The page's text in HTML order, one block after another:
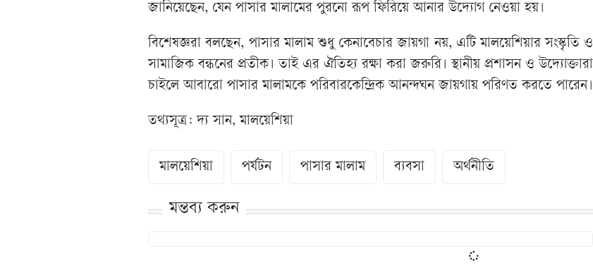
জানিয়েছেন, যেন পাসার মালামের পুরনো রূপ ফিরিয়ে আনার উদ্যোগ নেওয়া হয়।
বিশেষজ্ঞরা বলছেন, পাসার মালাম শুধু কেনাবেচার জায়গা নয়, এটি মালয়েশিয়ার সংস্কৃতি ও
সামাজিক বন্ধনের প্রতীক। তাই এর ঐতিহ্য রক্ষা করা জরুরি। স্থানীয় প্রশাসন ও উদ্যোক্তারা
চাইলে আবারো পাসার মালামকে পরিবারকেন্দ্রিক আনন্দঘন জায়গায় পরিণত করতে পারেন।
তথ্যসূত্র: দ্য সান, মালয়েশিয়া
মালয়েশিয়া পর্যটন পাসার মালাম ব্যবসা অর্থনীতি
মন্তব্য করুন